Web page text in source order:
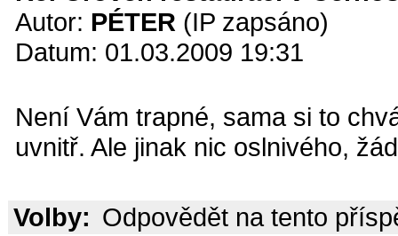
Autor: PÉTER (IP zapsáno)
Datum: 01.03.2009 19:31
Není Vám trapné, sama si to
uvnitř. Ale jinak nic oslnivého,
Volby: Odpovědět na tento